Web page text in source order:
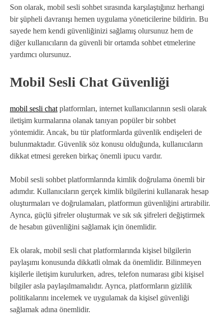
Son olarak, mobil sesli sohbet sırasında karşılaştığınız herhangi
bir şüpheli davranışı hemen uygulama yöneticilerine bildirin. Bu
sayede hem kendi güvenliğinizi sağlamış olursunuz hem de
diğer kullanıcıların da güvenli bir ortamda sohbet etmelerine
yardımcı olursunuz.
Mobil Sesli Chat Güvenliği
mobil sesli chat platformları, internet kullanıcılarının sesli olarak
iletişim kurmalarına olanak tanıyan popüler bir sohbet
yöntemidir. Ancak, bu tür platformlarda güvenlik endişeleri de
bulunmaktadır. Güvenlik söz konusu olduğunda, kullanıcıların
dikkat etmesi gereken birkaç önemli ipucu vardır.
Mobil sesli sohbet platformlarında kimlik doğrulama önemli bir
adımdır. Kullanıcıların gerçek kimlik bilgilerini kullanarak hesap
oluşturmaları ve doğrulamaları, platformun güvenliğini artırabilir.
Ayrıca, güçlü şifreler oluşturmak ve sık sık şifreleri değiştirmek
de hesabın güvenliğini sağlamak için önemlidir.
Ek olarak, mobil sesli chat platformlarında kişisel bilgilerin
paylaşımı konusunda dikkatli olmak da önemlidir. Bilinmeyen
kişilerle iletişim kurulurken, adres, telefon numarası gibi kişisel
bilgiler asla paylaşılmamalıdır. Ayrıca, platformların gizlilik
politikalarını incelemek ve uygulamak da kişisel güvenliği
sağlamak adına önemlidir.